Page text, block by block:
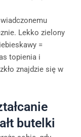
Lekko zielony
=
topienia i
znajdzie się w
butelki